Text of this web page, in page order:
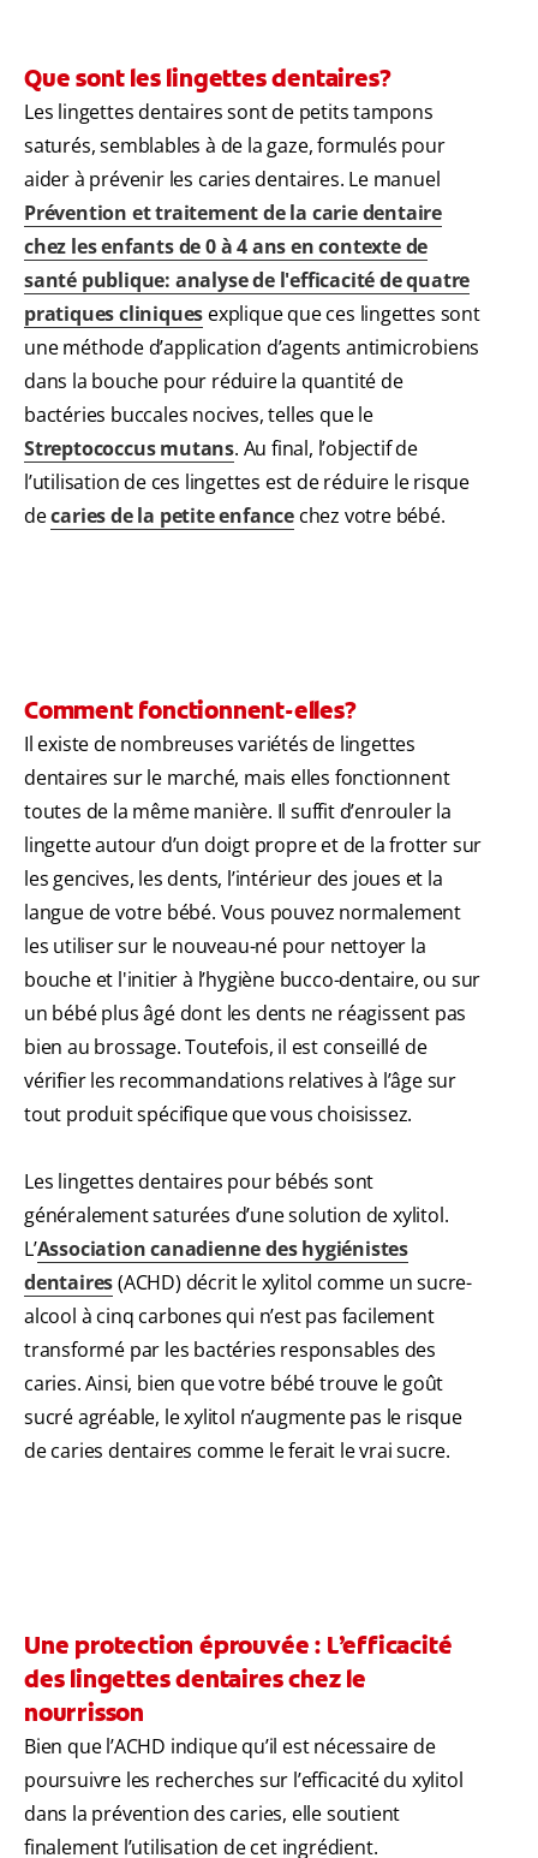
Que sont les lingettes dentaires?
Les lingettes dentaires sont de petits tampons
saturés, semblables à de la gaze, formulés pour
aider à prévenir les caries dentaires. Le manuel
Prévention et traitement de la carie dentaire
chez les enfants de 0 à 4 ans en contexte de
santé publique: analyse de l'efficacité de quatre
pratiques cliniques explique que ces lingettes sont
une méthode d’application d’agents antimicrobiens
dans la bouche pour réduire la quantité de
bactéries buccales nocives, telles que le
Streptococcus mutans. Au final, l’objectif de
l’utilisation de ces lingettes est de réduire le risque
decaries de la petite enfance chez votre bébé.
Comment fonctionnent-elles?
Il existe de nombreuses variétés de lingettes
dentaires sur le marché, mais elles fonctionnent
toutes de la même manière. Il suffit d’enrouler la
lingette autour d’un doigt propre et de la frotter sur
les gencives, les dents, l’intérieur des joues et la
langue de votre bébé. Vous pouvez normalement
les utiliser sur le nouveau-né pour nettoyer la
bouche et l'initier à l’hygiène bucco-dentaire, ou sur
un bébé plus âgé dont les dents ne réagissent pas
bien au brossage. Toutefois, il est conseillé de
vérifier les recommandations relatives à l’âge sur
tout produit spécifique que vous choisissez.
Les lingettes dentaires pour bébés sont
généralement saturées d’une solution de xylitol.
L’Association canadienne des hygiénistes
dentaires(ACHD) décrit le xylitol comme un sucre-
alcool à cinq carbones qui n’est pas facilement
transformé par les bactéries responsables des
caries. Ainsi, bien que votre bébé trouve le goût
sucré agréable, le xylitol n’augmente pas le risque
de caries dentaires comme le ferait le vrai sucre.
Une protection éprouvée : L’efficacité
des lingettes dentaires chez le
nourrisson
Bien que l’ACHD indique qu’il est nécessaire de
poursuivre les recherches sur l’efficacité du xylitol
dans la prévention des caries, elle soutient
finalement l’utilisation de cet ingrédient.